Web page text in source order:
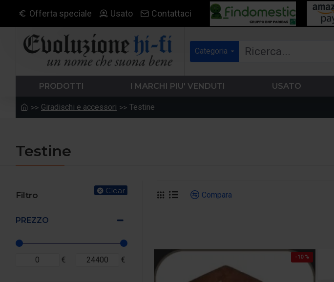
Offerta speciale Usato Contattaci
Categoria
PRODOTTI I MARCHI PIU' VENDUTI USATO
Giradischi e accessori Testine
Testine
Filtro Clear
PREZZO
€ €
Compara
-10 %